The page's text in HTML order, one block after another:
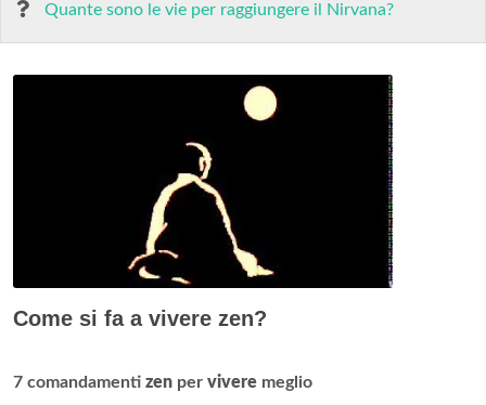
Quante sono le vie per raggiungere il Nirvana?
Come si fa a vivere zen?
7 comandamenti zen per vivere meglio